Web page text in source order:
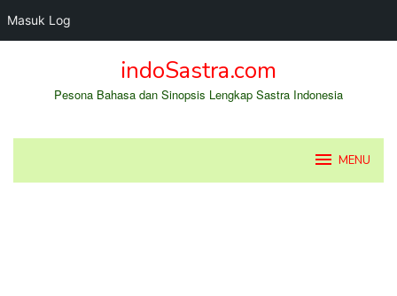
Masuk Log
indoSastra.com
Pesona Bahasa dan Sinopsis Lengkap Sastra Indonesia
MENU